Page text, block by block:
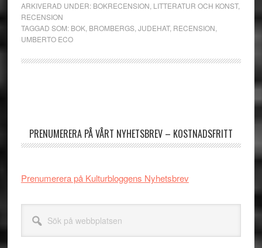
ARKIVERAD UNDER: BOKRECENSION LITTERATUR OCH KONST,
RECENSION
TAGGAD SOM: BOK, BROMBERGS, JUDEHAT, RECENSION
UMBERTO ECO
PRENUMERERA PÅ VÅRT NYHETSBREV – KOSTNADSFRITT
Prenumerera på Kulturbloggens Nyhetsbrev
webbplatsen